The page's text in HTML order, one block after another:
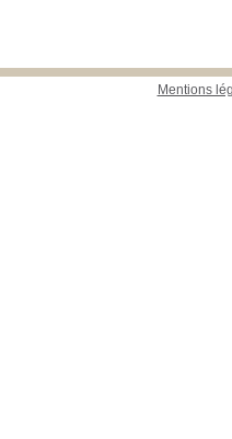
Mentions